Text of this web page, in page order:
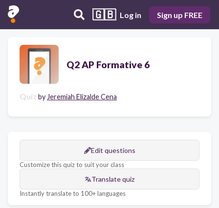
🇬🇧 Log in Sign up FREE
Q2 AP Formative 6
Quiz by Jeremiah Elizalde Cena
Edit questions
Customize this quiz to suit your class
Translate quiz
Instantly translate to 100+ languages